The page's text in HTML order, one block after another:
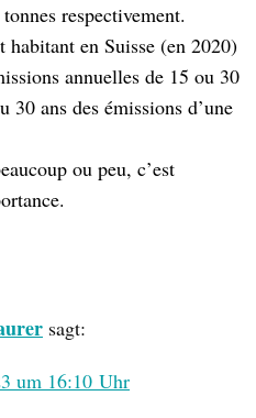
respectivement.
habitant en Suisse (en 2020)
annuelles de 15 ou 30
30 ans des émissions d’une
ou peu, c’est
sagt:
um 16:10 Uhr